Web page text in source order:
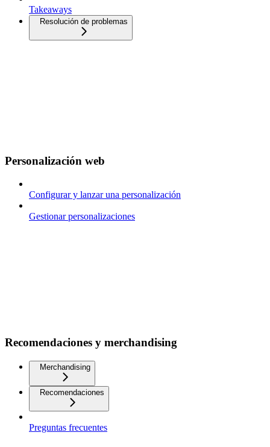
Takeaways
Resolución de problemas
Personalización web
Configurar y lanzar una personalización
Gestionar personalizaciones
Recomendaciones y merchandising
Merchandising
Recomendaciones
Preguntas frecuentes